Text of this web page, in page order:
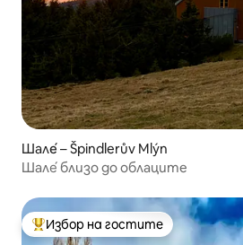
Шале́ – Špindlerův Mlýn
Шале́ близо до облаците
Най-популярен избор на гостите
Избор на гостите